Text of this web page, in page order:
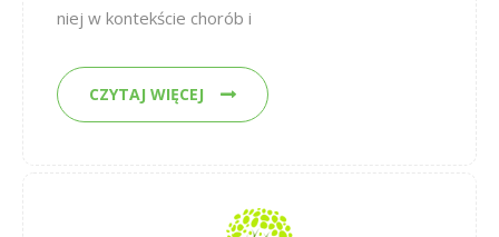
niej w kontekście chorób i
CZYTAJ WIĘCEJ